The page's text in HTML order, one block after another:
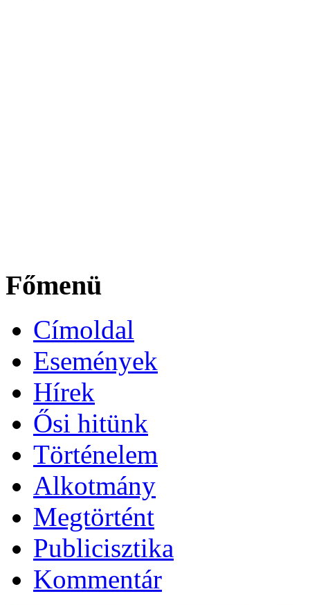
Főmenü
Címoldal
Események
Hírek
Ősi hitünk
Történelem
Alkotmány
Megtörtént
Publicisztika
Kommentár